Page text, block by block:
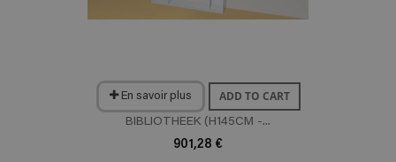
En savoir plus ADD TO CART
BIBLIOTHEEK (H145CM -...
901,28 €